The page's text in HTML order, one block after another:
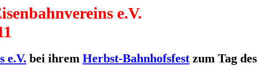
e.V.
e.V. bei ihrem Herbst-Bahnhofsfest zum Tag des